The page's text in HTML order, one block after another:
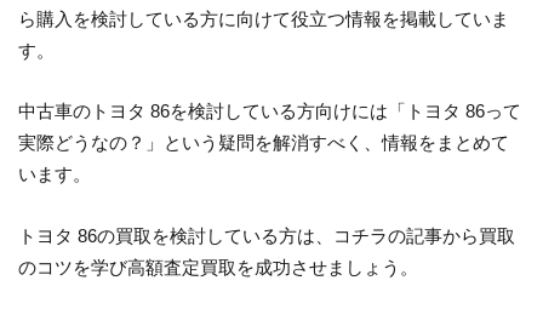
ら購入を検討している方に向けて役立つ情報を掲載していま
す。
中古車のトヨタ 86を検討している方向けには「トヨタ 86って
実際どうなの？」という疑問を解消すべく、情報をまとめて
います。
トヨタ 86の買取を検討している方は、コチラの記事から買取
のコツを学び高額査定買取を成功させましょう。